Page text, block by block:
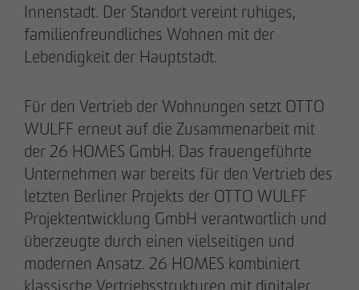
Innenstadt. Der Standort vereint ruhiges,
familienfreundliches Wohnen mit der
Lebendigkeit der Hauptstadt.
Für den Vertrieb der Wohnungen setzt OTTO
WULFF erneut auf die Zusammenarbeit mit
der 26 HOMES GmbH. Das frauengeführte
Unternehmen war bereits für den Vertrieb des
letzten Berliner Projekts der OTTO WULFF
Projektentwicklung GmbH verantwortlich und
überzeugte durch einen vielseitigen und
modernen Ansatz. 26 HOMES kombiniert
klassische Vertriebsstrukturen mit digitaler
DAS TEAM.